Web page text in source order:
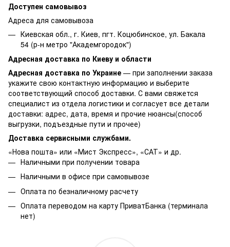
Доступен самовывоз
Адреса для самовывоза
Киевская обл., г. Киев, пгт. Коцюбинское, ул. Бакала
54 (р-н метро "Академгородок")
Адресная доставка по Киеву и области
Адресная доставка по Украине — при заполнении заказа
укажите свою контактную информацию и выберите
соответствующий способ доставки. С вами свяжется
специалист из отдела логистики и согласует все детали
доставки: адрес, дата, время и прочие нюансы(способ
выгрузки, подъездные пути и прочее)
Доставка сервисными службами.
«Нова пошта» или «Мист Экспресс», «САТ» и др.
Наличными при получении товара
Наличными в офисе при самовывозе
Оплата по безналичному расчету
Оплата переводом на карту ПриватБанка (терминала
нет)